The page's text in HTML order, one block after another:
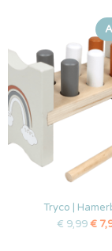
Tryco |
€ 9,99€